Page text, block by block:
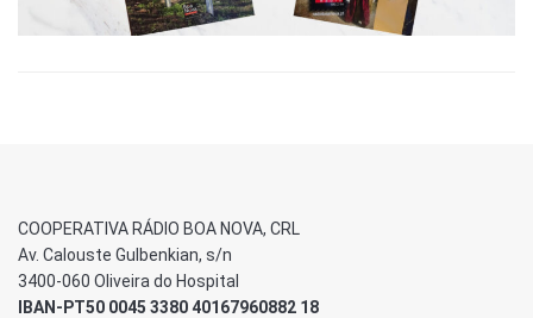
COOPERATIVA RÁDIO BOA NOVA, CRL
Av. Calouste Gulbenkian, s/n
3400-060 Oliveira do Hospital
IBAN-PT50 0045 3380 40167960882 18